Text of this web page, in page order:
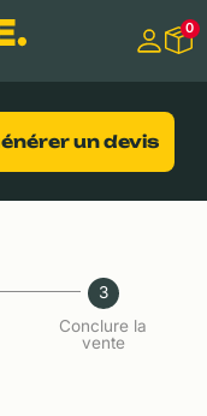
0
Générer un devis
3
Conclure la
vente